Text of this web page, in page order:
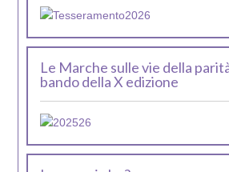
Le Marche sulle vie della
bando della X edizione